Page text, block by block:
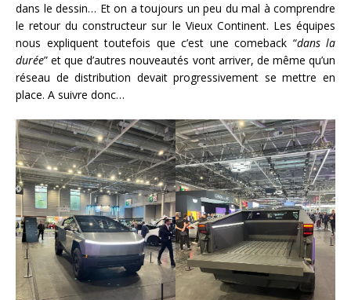
dans le dessin… Et on a toujours un peu du mal à comprendre
le retour du constructeur sur le Vieux Continent. Les équipes
nous expliquent toutefois que c’est une comeback “dans la
durée” et que d’autres nouveautés vont arriver, de même qu’un
réseau de distribution devait progressivement se mettre en
place. A suivre donc…